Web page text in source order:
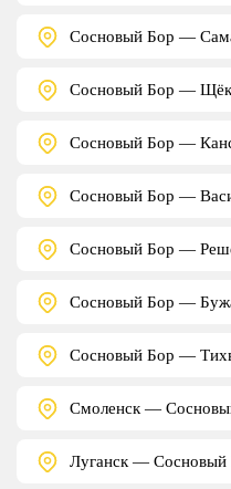
Сосновый Бор —
Сосновый Бор —
Сосновый Бор —
Сосновый Бор —
Сосновый Бор —
Сосновый Бор —
Сосновый Бор —
Смоленск —
Луганск — Сосновый